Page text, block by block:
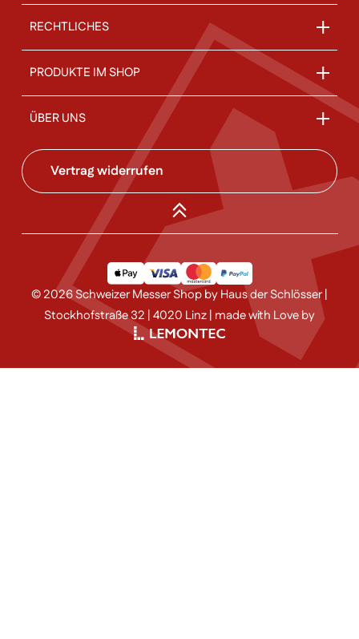
RECHTLICHES
PRODUKTE IM SHOP
ÜBER UNS
Vertrag widerrufen
© 2026 Schweizer Messer Shop by Haus der Schlösser |
Stockhofstraße 32 | 4020 Linz | made with Love by